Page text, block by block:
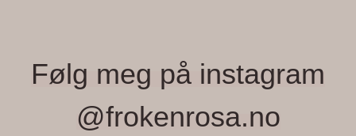
Følg meg på instagram
@frokenrosa.no